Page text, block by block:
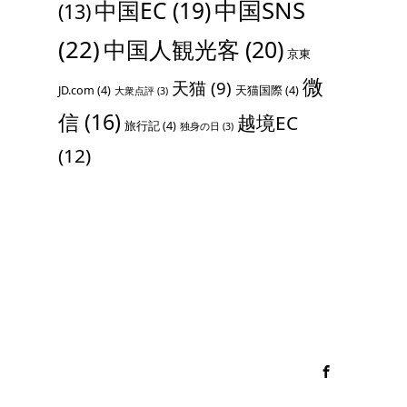
(13)中国EC (19)中国SNS
(22)中国人観光客 (20) 京東
JD.com (4) 大衆点評 (3) 天猫 (9) 天猫国際(4) 微
信 (16) 旅行記(4) 独身の日 (3) 越境EC
(12)